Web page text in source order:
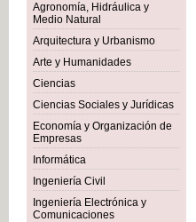
Agronomía, Hidráulica y
Medio Natural
Arquitectura y Urbanismo
Arte y Humanidades
Ciencias
Ciencias Sociales y Jurídicas
Economía y Organización de
Empresas
Informática
Ingeniería Civil
Ingeniería Electrónica y
Comunicaciones